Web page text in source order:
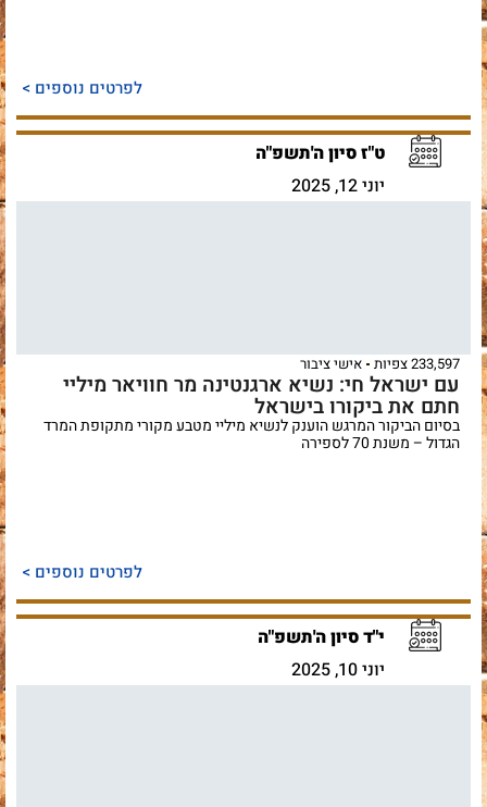
לפרטים נוספים >
ט"ז סיון ה'תשפ"ה
יוני 12, 2025
233,597 צפיות אישי ציבור
עם ישראל חי: נשיא ארגנטינה מר חוויאר מיליי
חתם את ביקורו בישראל
בסיום הביקור המרגש הוענק לנשיא מיליי מטבע מקורי מתקופת המרד
הגדול – משנת 70 לספירה
לפרטים נוספים >
י"ד סיון ה'תשפ"ה
יוני 10, 2025